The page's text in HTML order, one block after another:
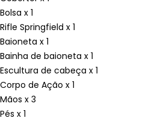
Bolsa x 1
Rifle Springfield x 1
Baioneta x 1
Bainha de baioneta x 1
Escultura de cabeça x 1
Corpo de Ação x 1
Mãos x 3
Pés x 1